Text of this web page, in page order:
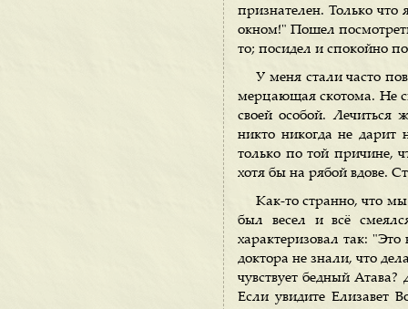
признателен. Только что
окном!" Пошел
то; посидел и спокойно
У меня стали часто
мерцающая скотома. Не
своей особой.
никто никогда не дарит
только по той причине,
хотя бы на рябой вдове.
Как-то странно, что
был весел и всё
характеризовал так:
доктора не знали, что
чувствует бедный
Если увидите Елизавет